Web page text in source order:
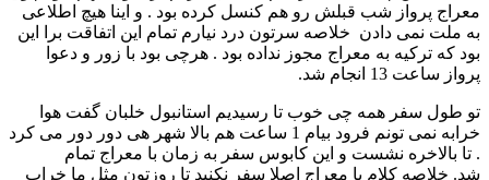
معراج پرواز شب قبلش رو هم کنسل کرده بود . و اینا هیچ اطلاعی
به ملت نمی دادن خلاصه سرتون درد نیارم تمام این اتفاقت برا این
بود که ترکیه به معراج مجوز نداده بود . هرچی بود با زور و دعوا
پرواز ساعت 13 انجام شد.
تو طول سفر همه چی خوب تا رسیدیم استانبول خلبان گفت هوا
خرابه نمی تونم فرود بیام 1 ساعت هم بالا شهر هی دور دور می کرد
. تا بالاخره نشست و این کابوس سفر به زمان با معراج تمام
شد. خلاصه کلام با معراج اصلا سفر نکنید تا روزتون مثل ما خراب